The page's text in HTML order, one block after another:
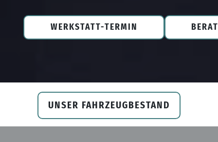
WERKSTATT-TERMIN
UNSER FAHRZEUGBESTAND